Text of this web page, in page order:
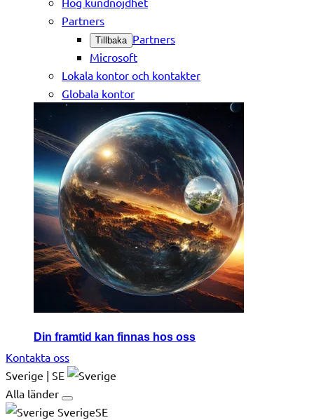
Partners
Tillbaka Partners
Microsoft
Lokala kontor och kontakter
Globala kontor
Din framtid kan finnas hos oss
Kontakta oss
Sverige | SE
Alla länder
SverigeSE